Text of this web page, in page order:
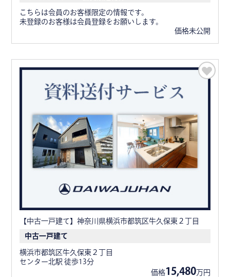
こちらは会員のお客様限定の情報です。
未登録のお客様は会員登録をお願いします。
価格未公開
【中古一戸建て】神奈川県横浜市都筑区牛久保東２丁目
中古一戸建て
横浜市都筑区牛久保東２丁目
センター北駅 徒歩13分
価格15,480万円